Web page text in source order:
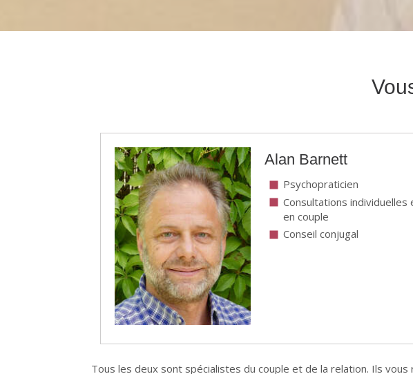
Alan Barnett
Psychopraticien
Consultations individuelles
en couple
Conseil conjugal
Tous les deux sont spécialistes du couple et de la relation. Ils